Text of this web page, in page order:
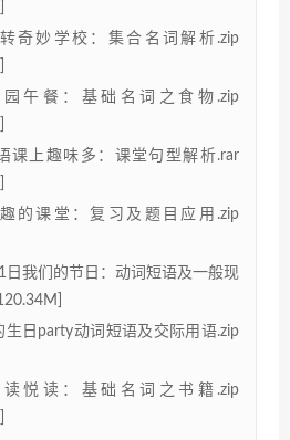
奇妙学校：集合名词解析.zip
午餐：基础名词之食物.zip
课上趣味多：课堂句型解析.rar
的课堂：复习及题目应用.zip
日我们的节日：动词短语及一般现
生日party动词短语及交际用语.zip
悦读：基础名词之书籍.zip